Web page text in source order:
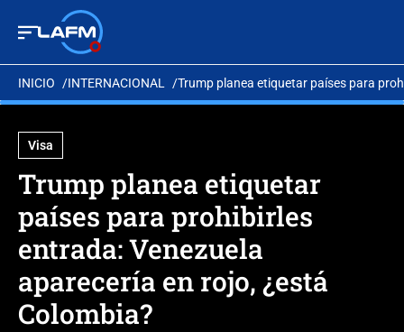
INICIO INTERNACIONAL Trump planea etiquetar países para
Visa
Trump planea etiquetar
países para prohibirles
entrada: Venezuela
aparecería en rojo, ¿está
Colombia?